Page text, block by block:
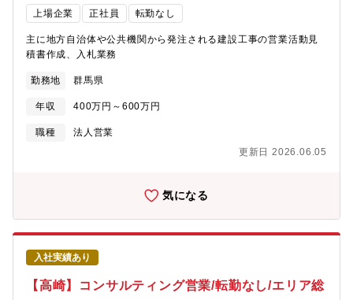
上場企業 正社員 転勤なし
主に地方自治体や公共機関から発注される建設工事の営業活動見
積書作成、入札業務
勤務地 群馬県
年収 400万円～600万円
職種
法人営業
更新日 2026.06.05
気になる
入社実績あり
【高崎】コンサルティング営業/転勤なし/エリア総